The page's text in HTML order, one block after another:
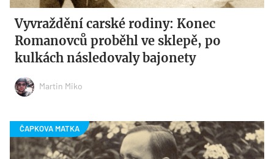
Vyvraždění carské rodiny: Konec
Romanovců proběhl ve sklepě, po
kulkách následovaly bajonety
Martin Miko